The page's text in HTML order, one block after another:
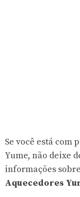
Se você está com
Yume, não deixe
informações sobre
Aquecedores